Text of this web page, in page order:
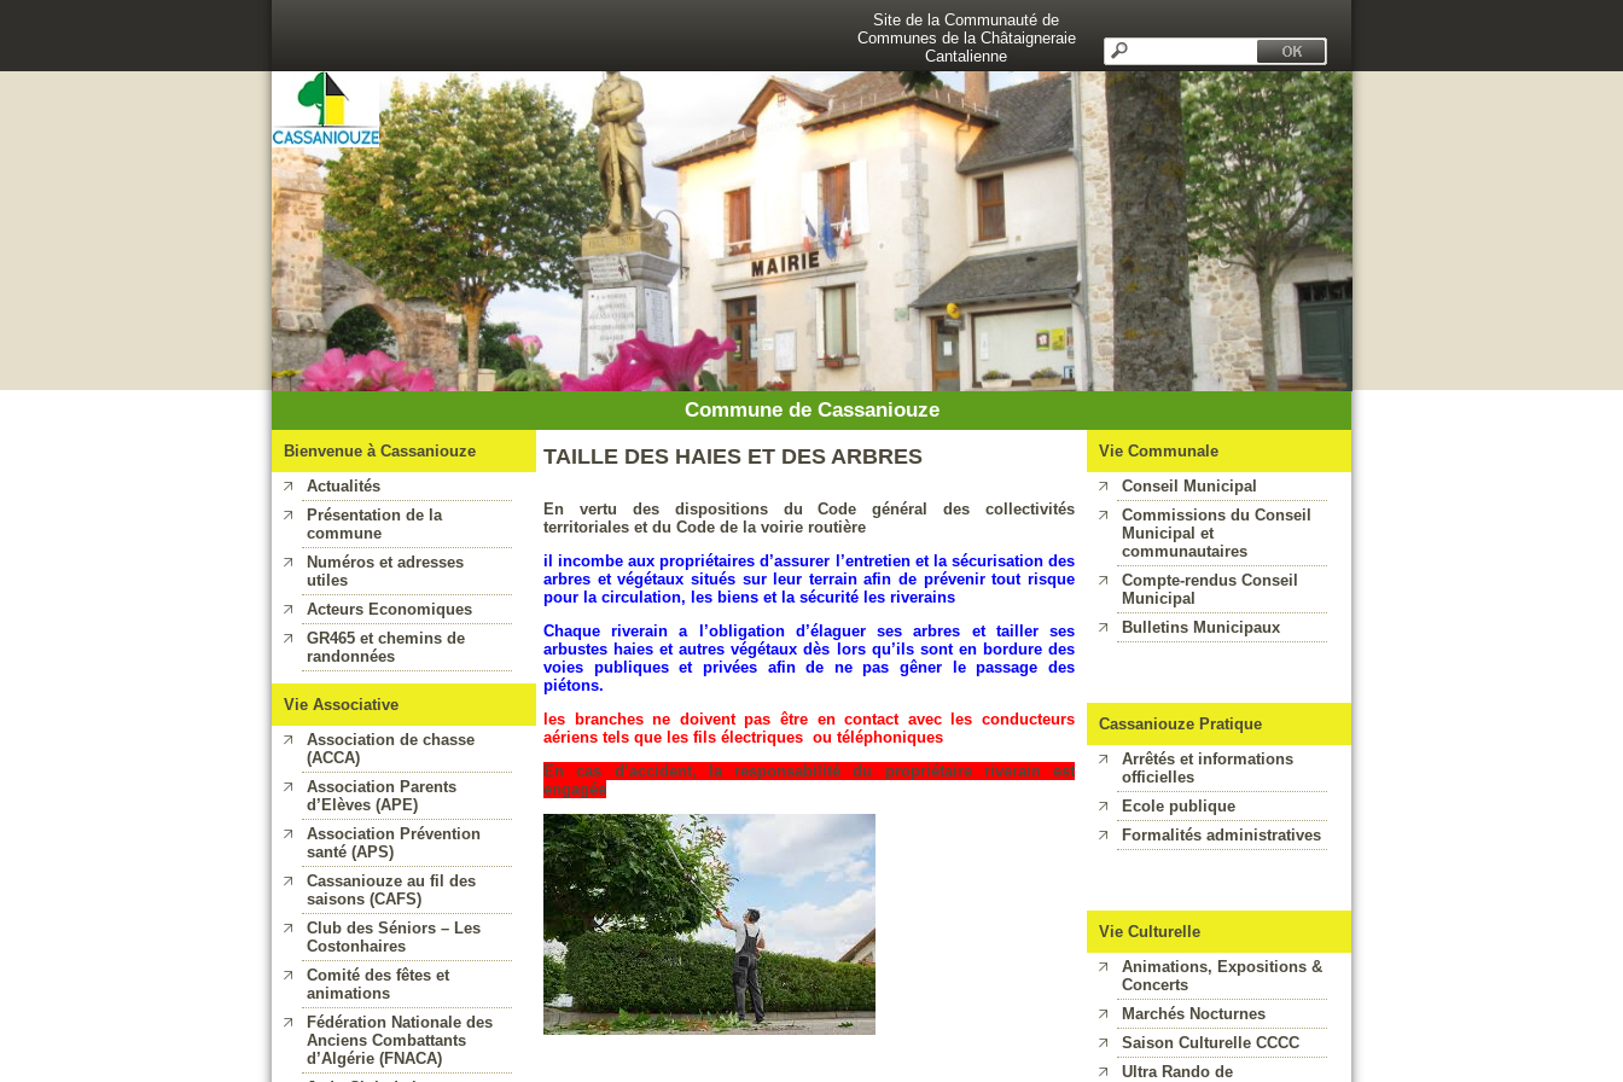
Site de la Communauté de
Communes de la Châtaigneraie
Cantalienne
Commune de Cassaniouze
Vie Communale
Conseil Municipal
Commissions du Conseil
Municipal et
communautaires
Compte-rendus Conseil
Municipal
Bulletins Municipaux
Cassaniouze Pratique
Arrêtés et informations
officielles
Ecole publique
Formalités administratives
Vie Culturelle
Animations, Expositions &
Concerts
Marchés Nocturnes
Saison Culturelle CCCC
Ultra Rando de
Bienvenue à Cassaniouze
Actualités
Présentation de la
commune
Numéros et adresses
utiles
Acteurs Economiques
GR465 et chemins de
randonnées
Vie Associative
Association de chasse
(ACCA)
Association Parents
d’Elèves (APE)
Association Prévention
santé (APS)
Cassaniouze au fil des
saisons (CAFS)
Club des Séniors – Les
Costonhaires
Comité des fêtes et
animations
Fédération Nationale des
Anciens Combattants
d’Algérie (FNACA)
TAILLE DES HAIES ET DES ARBRES
En vertu des dispositions du Code généraldes collectivités
territoriales et du Code de la voirie routière
il incombe aux propriétairesd’assurer l’entretien et la sécurisationdes
arbres et végétaux situés sur leur terrainafin de prévenir tout risque
pour la circulation, les biens et la sécurité les riverains
Chaque riveraina l’obligation d’élaguer ses arbres et tailler ses
arbustes haies et autres végétauxdès lors qu’ils sont en borduredes
voies publiques et privées afin de ne pas gêner
le passage des
piétons.
les branchesne doivent pas être en contact avec les conducteurs
aériens tels que les fils électriques ou téléphoniques
En cas d’accident, la responsabilité du propriétaire riverain est
engagée